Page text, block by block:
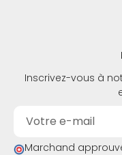
Inscrivez-vous à
Marchand